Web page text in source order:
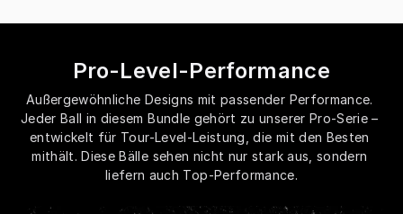
Pro-Level-Performance
Außergewöhnliche Designs mit passender Performance.
Jeder Ball in diesem Bundle gehört zu unserer Pro-Serie –
entwickelt für Tour-Level-Leistung, die mit den Besten
mithält. Diese Bälle sehen nicht nur stark aus, sondern
liefern auch Top-Performance.